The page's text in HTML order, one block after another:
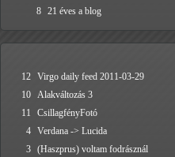
8 21 éves a blog
12 Virgo daily feed 2011-03-29
10 Alakváltozás 3
11
CsillagfényFotó
4 Verdana -> Lucida
3 (Haszprus) voltam fodrásznál